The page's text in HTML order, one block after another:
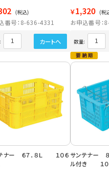
(税込)
番号：8-636-4331
カートへ
￥1,320 (税
お申込番号
数量:
ナー ６７．８Ｌ １０６ サンテナー
ル付き １０